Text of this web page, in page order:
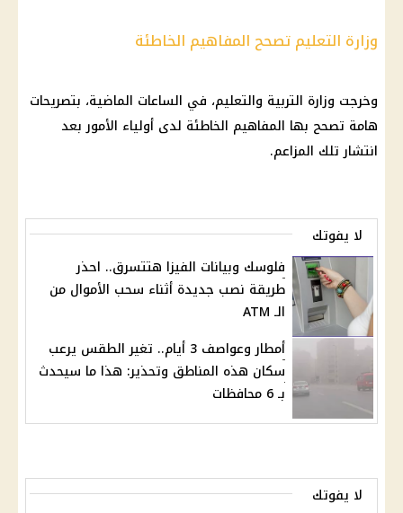
وزارة التعليم تصحح المفاهيم الخاطئة
وخرجت وزارة التربية والتعليم، في الساعات الماضية، بتصريحات
هامة تصحح بها المفاهيم الخاطئة لدى أولياء الأمور بعد
انتشار تلك المزاعم.
لا يفوتك
فلوسك وبيانات الفيزا هتتسرق.. احذر
طريقة نصب جديدة أثناء سحب الأموال من
الـ ATM
أمطار وعواصف 3 أيام.. تغير الطقس يرعب
سكان هذه المناطق وتحذير: هذا ما سيحدث
بـ 6 محافظات
لا يفوتك